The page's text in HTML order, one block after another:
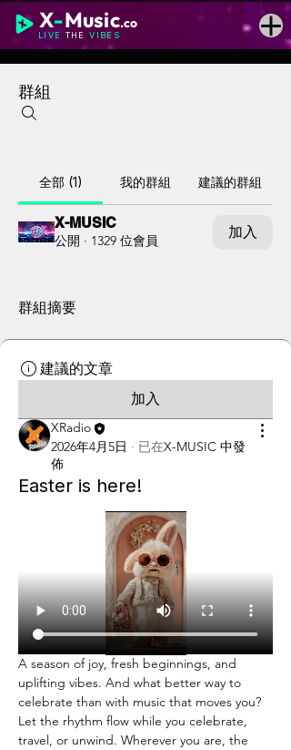
X-Music.co
LIVETHEVIBES
群組
全部 (1) 我的群組 建議的群組
X-MUSIC
公開 · 1329 位會員
加入
群組摘要
建議的文章
加入
XRadio
2026年4月5日 · 已在X-MUSIC 中發
佈
Easter is here!
A season of joy, fresh beginnings, and
uplifting vibes. And what better way to
celebrate than with music that moves you?
Let the rhythm flow while you celebrate,
travel, or unwind. Wherever you are, the